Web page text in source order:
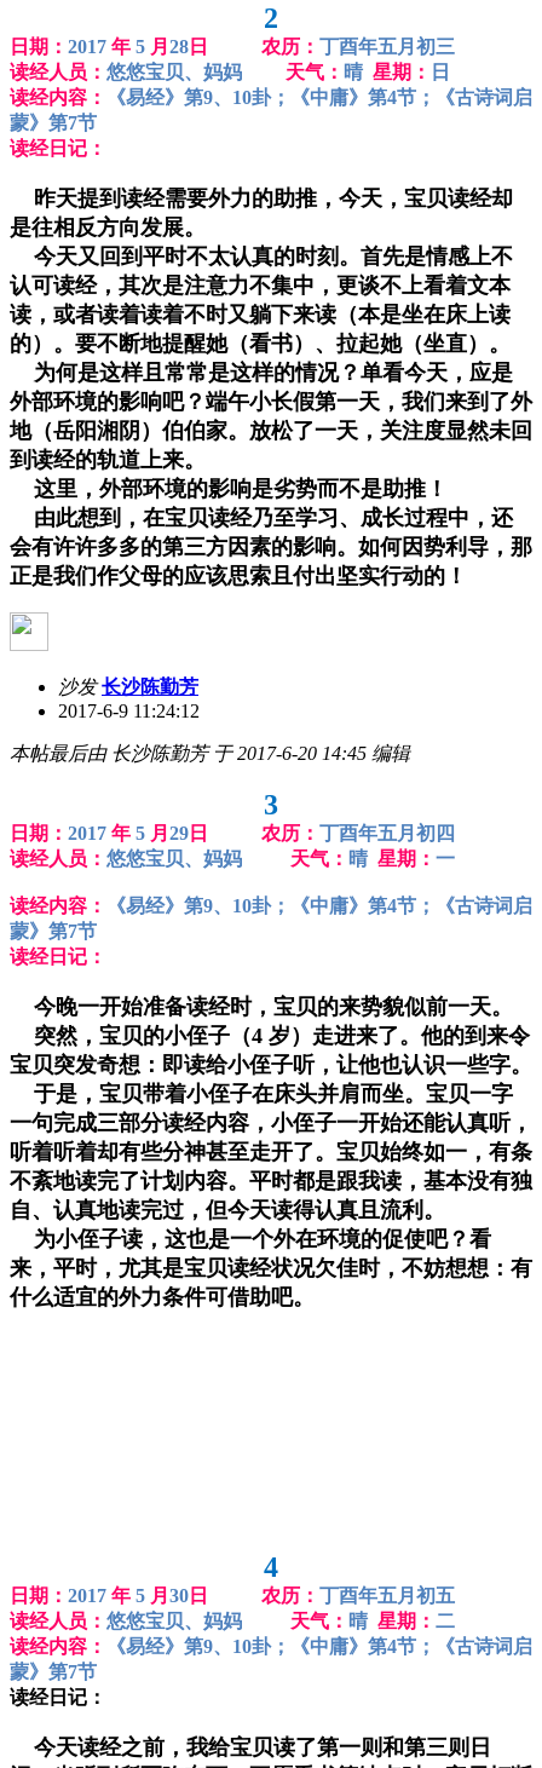
2
日期： 2017 年 5 月 28 日 农历： 丁酉年五月初三
读经人员： 悠悠宝贝、妈妈 天气： 晴 星期： 日
读经内容：
《易经》第9、10卦；《中庸》第4节；《古诗词启
蒙》第7节
读经日记：
昨天提到读经需要外力的助推，今天，宝贝读经却
是往相反方向发展。
今天又回到平时不太认真的时刻。首先是情感上不
认可读经，其次是注意力不集中，更谈不上看着文本
读，或者读着读着不时又躺下来读（本是坐在床上读
的）。要不断地提醒她（看书）、拉起她（坐直）。
为何是这样且常常是这样的情况？单看今天，应是
外部环境的影响吧？端午小长假第一天，我们来到了外
地（岳阳湘阴）伯伯家。放松了一天，关注度显然未回
到读经的轨道上来。
这里，外部环境的影响是劣势而不是助推！
由此想到，在宝贝读经乃至学习、成长过程中，还
会有许许多多的第三方因素的影响。如何因势利导，那
正是我们作父母的应该思索且付出坚实行动的！
沙发 长沙陈勤芳
2017-6-9 11:24:12
本帖最后由 长沙陈勤芳 于 2017-6-20 14:45 编辑
3
日期： 2017 年 5 月 29 日 农历： 丁酉年五月初四
读经人员： 悠悠宝贝、妈妈 天气： 晴 星期： 一
读经内容：
《易经》第9、10卦；《中庸》第4节；《古诗词启
蒙》第7节
读经日记：
今晚一开始准备读经时，宝贝的来势貌似前一天。
突然，宝贝的小侄子（4 岁）走进来了。他的到来令
宝贝突发奇想：即读给小侄子听，让他也认识一些字。
于是，宝贝带着小侄子在床头并肩而坐。宝贝一字
一句完成三部分读经内容，小侄子一开始还能认真听，
听着听着却有些分神甚至走开了。宝贝始终如一，有条
不紊地读完了计划内容。平时都是跟我读，基本没有独
自、认真地读完过，但今天读得认真且流利。
为小侄子读，这也是一个外在环境的促使吧？看
来，平时，尤其是宝贝读经状况欠佳时，不妨想想：有
什么适宜的外力条件可借助吧。
4
日期： 2017 年 5 月 30 日 农历： 丁酉年五月初五
读经人员： 悠悠宝贝、妈妈 天气： 晴 星期： 二
读经内容：
《易经》第9、10卦；《中庸》第4节；《古诗词启
蒙》第7节
读经日记：
今天读经之前，我给宝贝读了第一则和第三则日